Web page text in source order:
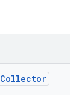
Collector